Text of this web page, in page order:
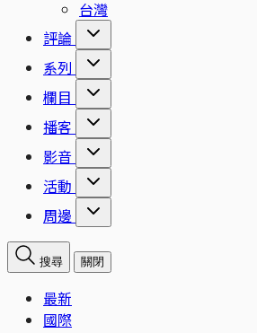
台灣
評論
系列
欄目
播客
影音
活動
周邊
搜尋 關閉
最新
國際